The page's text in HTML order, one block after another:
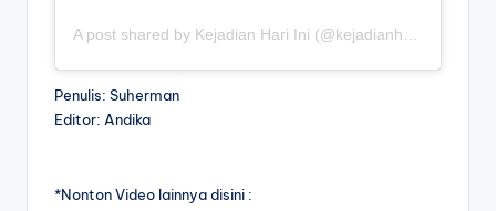
Penulis: Suherman
Editor: Andika
*Nonton Video lainnya disini :